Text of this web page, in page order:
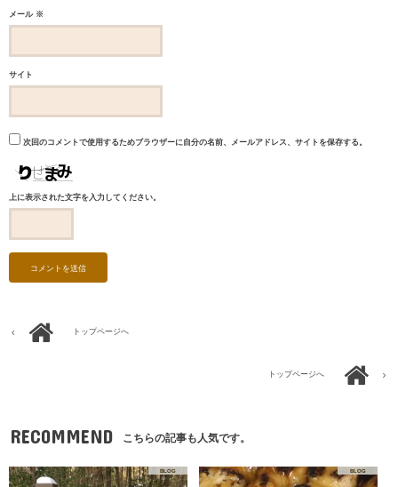
メール ※
サイト
次回のコメントで使用するためブラウザーに自分の名前、メールアドレス、サイトを保存する。
上に表示された文字を入力してください。
トップページへ
トップページへ
RECOMMEND こちらの記事も人気です。
BLOG BLOG